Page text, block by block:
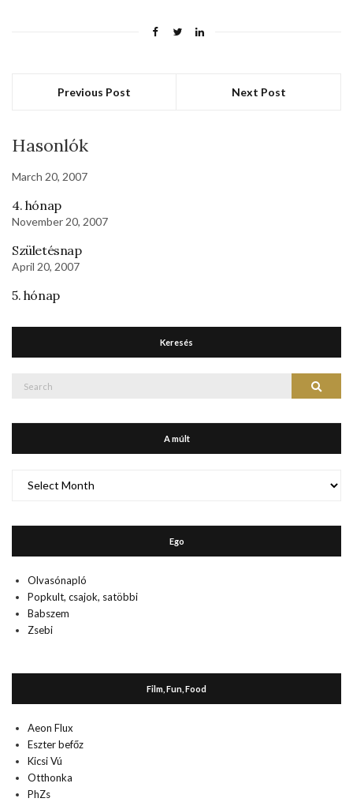
Previous Post Next Post
Hasonlók
March 20, 2007
4. hónap
November 20, 2007
Születésnap
April 20, 2007
5. hónap
Keresés
Search
A múlt
múlt
Ego
Olvasónapló
Popkult, csajok, satöbbi
Babszem
Zsebi
Film, Fun, Food
Aeon Flux
Eszter befőz
Kicsi Vú
Otthonka
PhZs